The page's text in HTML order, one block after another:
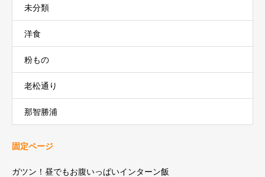
未分類
洋食
粉もの
老松通り
那智勝浦
固定ページ
ガツン！昼でもお腹いっぱいインターン飯